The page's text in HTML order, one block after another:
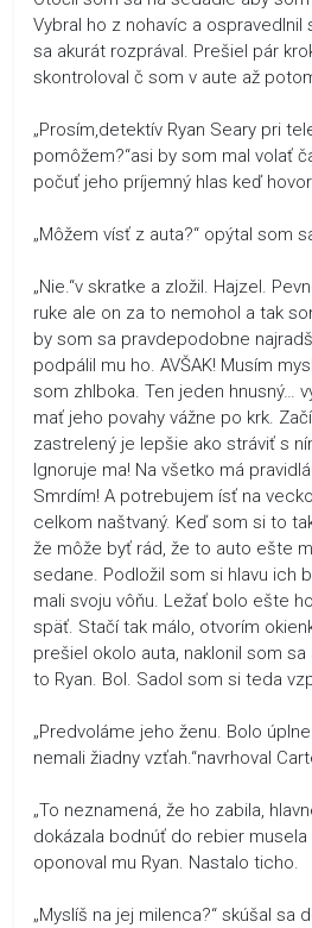
Vybral ho z nohavíc a ospravedlnil
sa akurát rozprával. Prešiel pár
skontroloval č som v aute až
„Prosím,detektív Ryan Seary pri
pomôžem?“asi by som mal volať
počuť jeho príjemný hlas keď
„Môžem vísť z auta?“ opýtal som
„Nie.“v skratke a zložil. Hajzel.
ruke ale on za to nemohol a tak
by som sa pravdepodobne
podpálil mu ho. AVŠAK! Musím
som zhlboka. Ten jeden hnusný…
mať jeho povahy vážne po krk.
zastrelený je lepšie ako stráviť s
Ignoruje ma! Na všetko má
Smrdím! A potrebujem ísť na
celkom naštvaný. Keď som si to
že môže byť rád, že to auto ešte
sedane. Podložil som si hlavu ich
mali svoju vôňu. Ležať bolo ešte
späť. Stačí tak málo, otvorím
prešiel okolo auta, naklonil som
to Ryan. Bol. Sadol som si teda
„Predvoláme jeho ženu. Bolo
nemali žiadny vzťah.“navrhoval
„To neznamená, že ho zabila,
dokázala bodnúť do rebier musela
oponoval mu Ryan. Nastalo ticho.
„Myslíš na jej milenca?“ skúšal sa